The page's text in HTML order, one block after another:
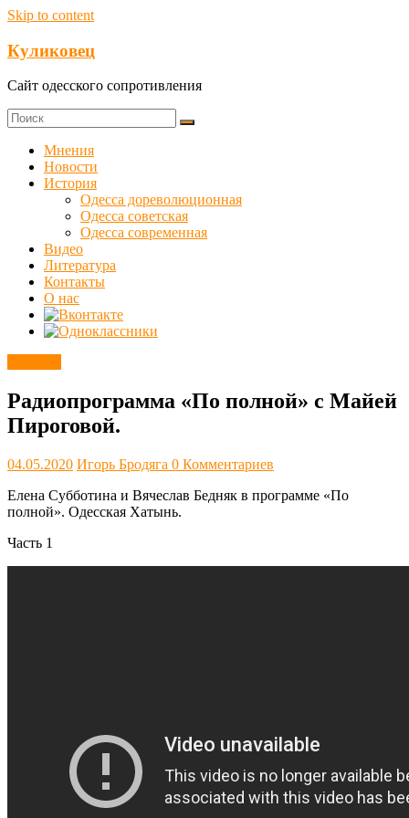
Skip to content
Куликовец
Сайт одесского сопротивления
Мнения
Новости
История
Одесса дореволюционная
Одесса советская
Одесса современная
Видео
Литература
Контакты
О нас
Радиопрограмма «По полной» с Майей
Пироговой.
04.05.2020 Игорь Бродяга 0 Комментариев
Елена Субботина и Вячеслав Бедняк в программе «По
полной». Одесская Хатынь.
Часть 1